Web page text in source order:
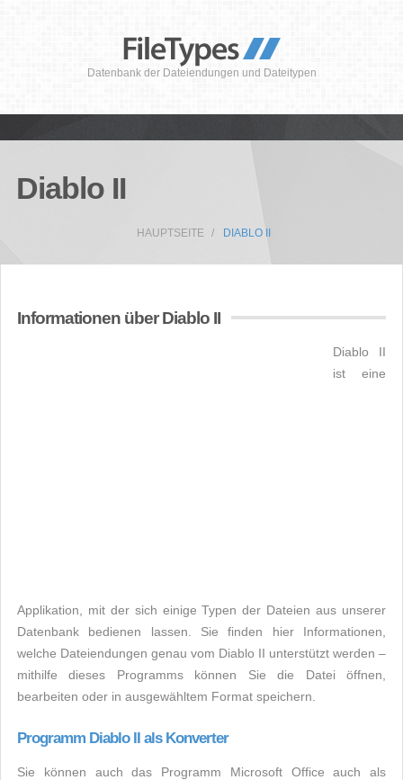
Datenbank der Dateiendungen und Dateitypen
Diablo II
HAUPTSEITE DIABLO II
Informationen über Diablo II
Diablo II
ist eine
Applikation, mit der sich einige Typen der Dateien aus unserer
Datenbank bedienen lassen. Sie finden hier Informationen,
welche Dateiendungen genau vom Diablo II unterstützt werden –
mithilfe dieses Programms können Sie die Datei öffnen,
bearbeiten oder in ausgewähltem Format speichern.
Programm Diablo II als Konverter
Sie können auch das Programm Microsoft Office auch als